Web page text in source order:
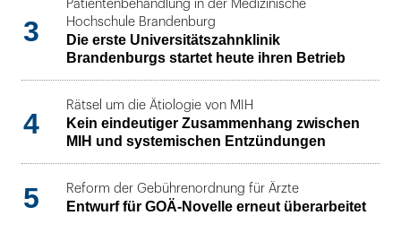
3
Patientenbehandlung in der Medizinische
Hochschule Brandenburg
Die erste Universitätszahnklinik
Brandenburgs startet heute ihren Betrieb
4
Rätsel um die Ätiologie von MIH
Kein eindeutiger Zusammenhang zwischen
MIH und systemischen Entzündungen
5 Reform der Gebührenordnung für Ärzte
Entwurf für GOÄ-Novelle erneut überarbeitet